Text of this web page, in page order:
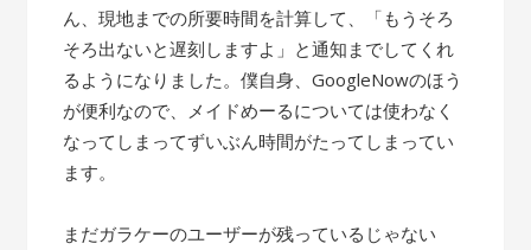
ん、現地までの所要時間を計算して、「もうそろ
そろ出ないと遅刻しますよ」と通知までしてくれ
るようになりました。僕自身、GoogleNowのほう
が便利なので、メイドめーるについては使わなく
なってしまってずいぶん時間がたってしまってい
ます。
まだガラケーのユーザーが残っているじゃない